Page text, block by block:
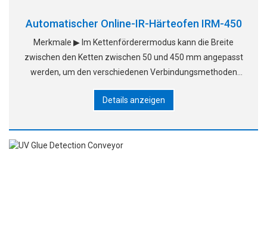
Automatischer Online-IR-Härteofen IRM-450
Merkmale ▶ Im Kettenförderermodus kann die Breite
zwischen den Ketten zwischen 50 und 450 mm angepasst
werden, um den verschiedenen Verbindungsmethoden
Edelstahl und einer langen Stiftkette. ▶Der Transport
Details anzeigen